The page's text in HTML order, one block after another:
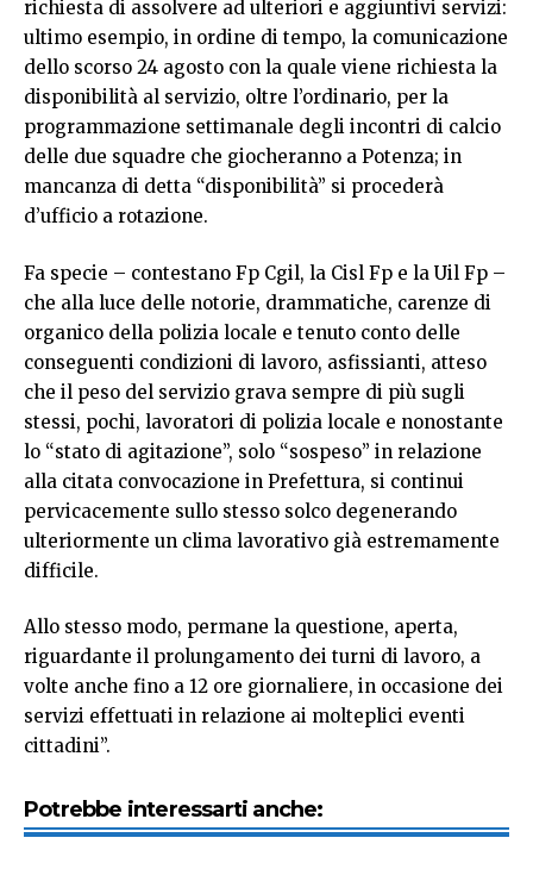
richiesta di assolvere ad ulteriori e aggiuntivi servizi:
ultimo esempio, in ordine di tempo, la comunicazione
dello scorso 24 agosto con la quale viene richiesta la
disponibilità al servizio, oltre l’ordinario, per la
programmazione settimanale degli incontri di calcio
delle due squadre che giocheranno a Potenza; in
mancanza di detta “disponibilità” si procederà
d’ufficio a rotazione.
Fa specie – contestano Fp Cgil, la Cisl Fp e la Uil Fp –
che alla luce delle notorie, drammatiche, carenze di
organico della polizia locale e tenuto conto delle
conseguenti condizioni di lavoro, asfissianti, atteso
che il peso del servizio grava sempre di più sugli
stessi, pochi, lavoratori di polizia locale e nonostante
lo “stato di agitazione”, solo “sospeso” in relazione
alla citata convocazione in Prefettura, si continui
pervicacemente sullo stesso solco degenerando
ulteriormente un clima lavorativo già estremamente
difficile.
Allo stesso modo, permane la questione, aperta,
riguardante il prolungamento dei turni di lavoro, a
volte anche fino a 12 ore giornaliere, in occasione dei
servizi effettuati in relazione ai molteplici eventi
cittadini”.
Potrebbe interessarti anche: